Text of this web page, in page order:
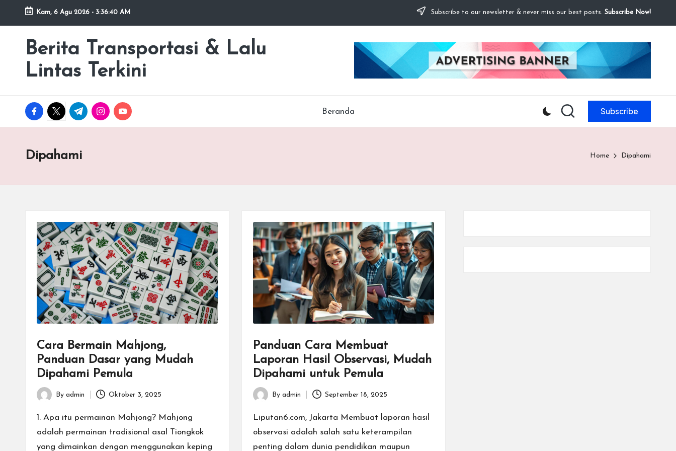
Skip
content
Kam, 6 Agu 2026 - 3:36:40 AM Subscribe to our newsletter & never miss our best posts. Subscribe Now!
Berita Transportasi & Lalu
Lintas Terkini
premancity.biz.id
facebook.com
twitter.com
t.me instagram.com
youtube.com Beranda Subscribe
Dipahami Home Dipahami
Cara Bermain Mahjong,
Panduan Dasar yang Mudah
Dipahami Pemula
Posted
by
By admin Oktober 3, 2025
1. Apa itu permainan Mahjong? Mahjong
adalah permainan tradisional asal Tiongkok
yang dimainkan dengan menggunakan keping
Panduan Cara Membuat
Laporan Hasil Observasi, Mudah
Dipahami untuk Pemula
Posted
by
By admin September 18, 2025
Liputan6.com, Jakarta Membuat laporan hasil
observasi adalah salah satu keterampilan
penting dalam dunia pendidikan maupun